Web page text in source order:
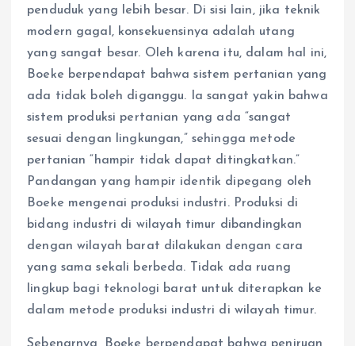
penduduk yang lebih besar. Di sisi lain, jika teknik
modern gagal, konsekuensinya adalah utang
yang sangat besar. Oleh karena itu, dalam hal ini,
Boeke berpendapat bahwa sistem pertanian yang
ada tidak boleh diganggu. Ia sangat yakin bahwa
sistem produksi pertanian yang ada “sangat
sesuai dengan lingkungan,” sehingga metode
pertanian “hampir tidak dapat ditingkatkan.”
Pandangan yang hampir identik dipegang oleh
Boeke mengenai produksi industri. Produksi di
bidang industri di wilayah timur dibandingkan
dengan wilayah barat dilakukan dengan cara
yang sama sekali berbeda. Tidak ada ruang
lingkup bagi teknologi barat untuk diterapkan ke
dalam metode produksi industri di wilayah timur.
Sebenarnya, Boeke berpendapat bahwa peniruan